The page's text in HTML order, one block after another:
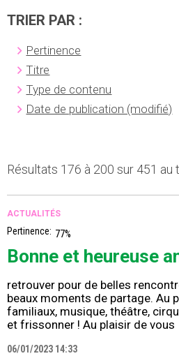
TRIER PAR :
Pertinence
Titre
Type de contenu
Date de publication (modifié)
Résultats 176 à 200 sur 451 au
ACTUALITÉS
Pertinence: 77%
Bonne et heureuse
retrouver pour de belles
beaux moments de partage. Au
familiaux, musique, théâtre,
et frissonner ! Au plaisir de vous
06/01/2023 14:33